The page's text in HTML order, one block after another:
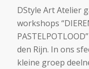
DStyle Art Atelier
workshops
den Rijn. In ons
kleine groep